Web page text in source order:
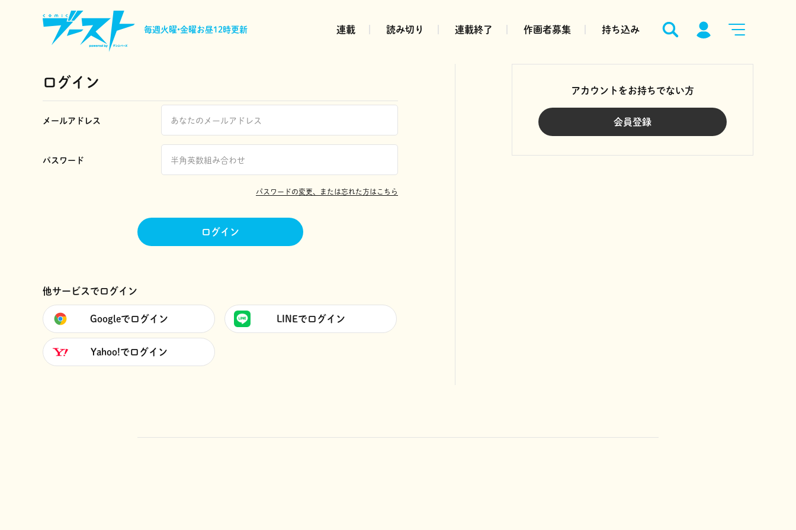
毎週火曜•金曜お昼12時更新 連載 読み切り 連載終了 作画者募集 持ち込み
ログイン
メールアドレス
パスワード
パスワードの変更、または忘れた方はこちら
ログイン
他サービスでログイン
Googleでログイン LINEでログイン
Yahoo!でログイン
アカウントをお持ちでない方
会員登録